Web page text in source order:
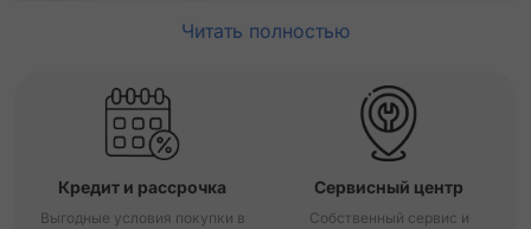
Читать полностью
Кредит и рассрочка
Выгодные условия покупки в
Сервисный центр
Собственный сервис и